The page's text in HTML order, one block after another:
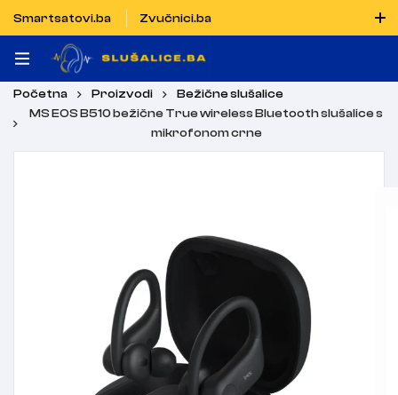
Smartsatovi.ba
Zvučnici.ba
Naručiti možete i porukom putem Vibera i WhatsAppa
Početna Proizvodi
Bežične slušalice
MS EOS B510 bežične True wireless Bluetooth slušalice s
mikrofonom crne